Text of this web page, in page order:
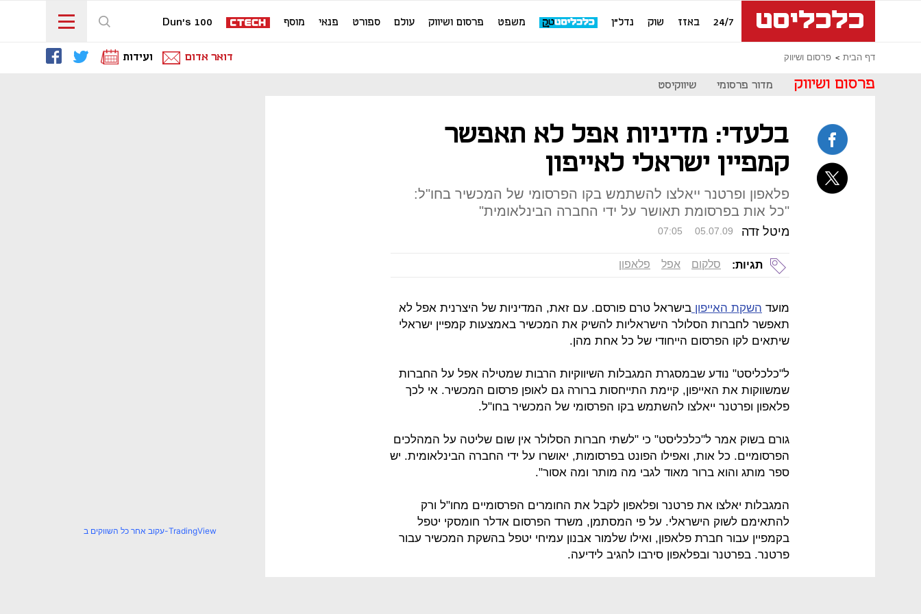
24/7 באזז שוק נדל"ן משפט פרסום ושיווק עולם ספורט פנאי מוסף Dun's 100
דף הבית פרסום ושיווק דואר אדום ועידות
פרסום ושיווק מדור פרסומי שיווקיסט
בלעדי: מדיניות אפל לא תאפשר
קמפיין ישראלי לאייפון
פלאפון ופרטנר ייאלצו להשתמש בקו הפרסומי של המכשיר בחו"ל:
"כל אות בפרסומת תאושר על ידי החברה הבינלאומית"
מיטל זדה 07:05 05.07.09
תגיות: סלקום אפל פלאפון
מועד השקת האייפון בישראל טרם פורסם. עם זאת, המדיניות של היצרנית אפל לא
תאפשר לחברות הסלולר הישראליות להשיק את המכשיר באמצעות קמפיין ישראלי
שיתאים לקו הפרסום הייחודי של כל אחת מהן.
ל"כלכליסט" נודע שבמסגרת המגבלות השיווקיות הרבות שמטילה אפל על החברות
שמשווקות את האייפון, קיימת התייחסות ברורה גם לאופן פרסום המכשיר. אי לכך
פלאפון ופרטנר ייאלצו להשתמש בקו הפרסומי של המכשיר בחו"ל.
גורם בשוק אמר ל"כלכליסט" כי "לשתי חברות הסלולר אין שום שליטה על המהלכים
הפרסומיים. כל אות, ואפילו הפונט בפרסומות, יאושרו על ידי החברה הבינלאומית. יש
ספר מותג והוא ברור מאוד לגבי מה מותר ומה אסור".
המגבלות יאלצו את פרטנר ופלאפון לקבל את החומרים הפרסומיים מחו"ל ורק
להתאימם לשוק הישראלי. על פי המסתמן, משרד הפרסום אדלר חומסקי יטפל
בקמפיין עבור חברת פלאפון, ואילו שלמור אבנון עמיחי יטפל בהשקת המכשיר עבור
פרטנר. בפרטנר ובפלאפון סירבו להגיב לידיעה.
עקוב אחר כל השווקים ב-TradingView